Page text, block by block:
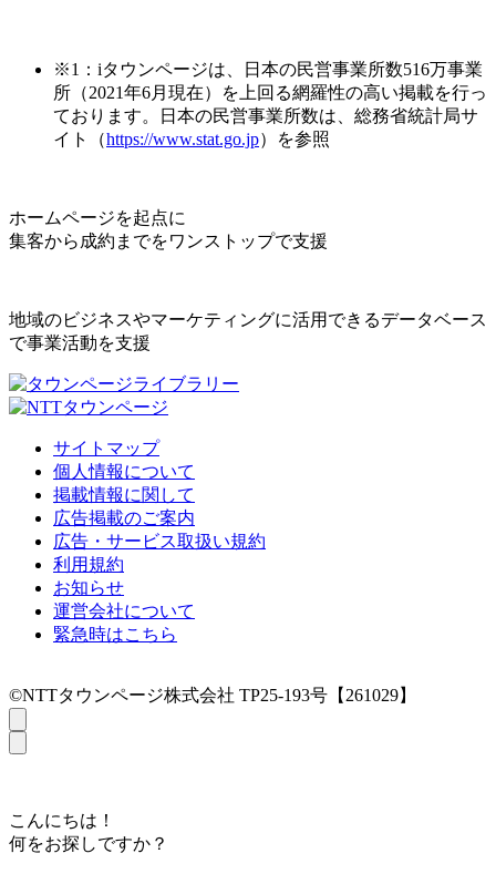
※1：iタウンページは、日本の民営事業所数516万事業
所（2021年6月現在）を上回る網羅性の高い掲載を行っ
ております。日本の民営事業所数は、総務省統計局サ
イト（https://www.stat.go.jp）を参照
ホームページを起点に
集客から成約までをワンストップで支援
地域のビジネスやマーケティングに活用できるデータベース
で事業活動を支援
サイトマップ
個人情報について
掲載情報に関して
広告掲載のご案内
広告・サービス取扱い規約
利用規約
お知らせ
運営会社について
緊急時はこちら
©NTTタウンページ株式会社 TP25-193号【261029】
こんにちは！
何をお探しですか？